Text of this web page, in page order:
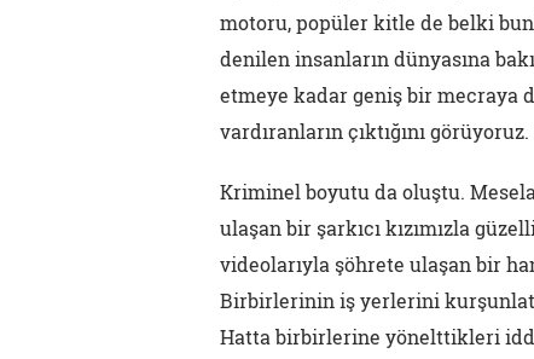
motoru, popüler kitle de belki
denilen insanların dünyasına
etmeye kadar geniş bir mecraya
vardıranların çıktığını
Kriminel boyutu da oluştu.
ulaşan bir şarkıcı kızımızla
videolarıyla şöhrete ulaşan bir
Birbirlerinin iş yerlerini
Hatta birbirlerine yönelttikleri